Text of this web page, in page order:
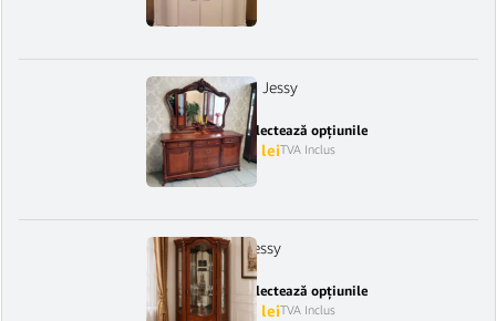
Bufet cu oglinda Jessy
Selectează opțiunile
4.850lei–6.300 leiTVA Inclus
Vitrina de colt Jessy
Selectează opțiunile
3.450lei– 3.790 leiTVA Inclus